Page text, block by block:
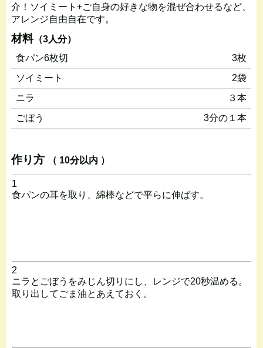
介！ソイミート+ご自身の好きな物を混ぜ合わせるなど、
アレンジ自由自在です。
材料（3人分）
食パン6枚切
3枚
ソイミート
2袋
ニラ
３本
ごぼう
3分の１本
作り方 （ 10分以内 ）
1
食パンの耳を取り、綿棒などで平らに伸ばす。
2
ニラとごぼうをみじん切りにし、レンジで20秒温める。
取り出してごま油とあえておく。